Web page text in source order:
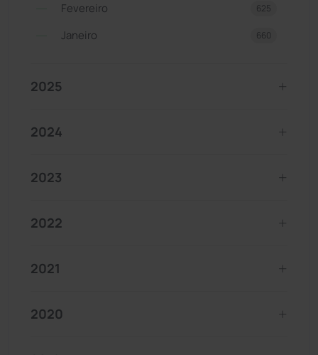
Fevereiro 625
Janeiro 660
2025
2024
2023
2022
2021
2020